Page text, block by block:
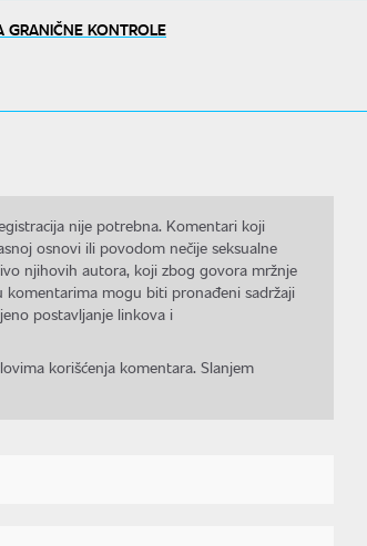
GRANIČNE KONTROLE
nije potrebna. Komentari koji
osnovi ili povodom nečije seksualne
njihovih autora, koji zbog govora mržnje
mogu biti pronađeni sadržaji
postavljanje linkova i
korišćenja komentara. Slanjem